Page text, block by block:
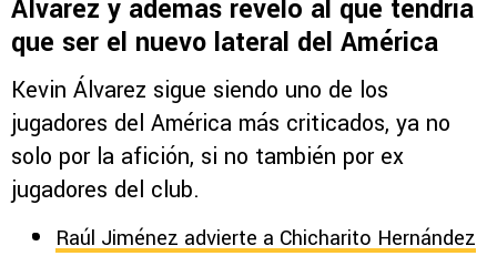
Álvarez y además reveló al que tendría
que ser el nuevo lateral del América
Kevin Álvarez sigue siendo uno de los
jugadores del América más criticados, ya no
solo por la afición, si no también por ex
jugadores del club.
Raúl Jiménez advierte a Chicharito Hernández